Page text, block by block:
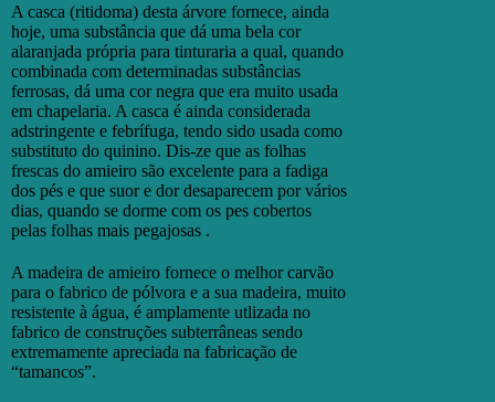
A casca (ritidoma) desta árvore fornece, ainda
hoje, uma substância que dá uma bela cor
alaranjada própria para tinturaria a qual, quando
combinada com determinadas substâncias
ferrosas, dá uma cor negra que era muito usada
em chapelaria. A casca é ainda considerada
adstringente e febrífuga, tendo sido usada como
substituto do quinino. Dis-ze que as folhas
frescas do amieiro são excelente para a fadiga
dos pés e que suor e dor desaparecem por vários
dias, quando se dorme com os pes cobertos
pelas folhas mais pegajosas .
A madeira de amieiro fornece o melhor carvão
para o fabrico de pólvora e a sua madeira, muito
resistente à água, é amplamente utlizada no
fabrico de construções subterrâneas sendo
extremamente apreciada na fabricação de
“tamancos”.